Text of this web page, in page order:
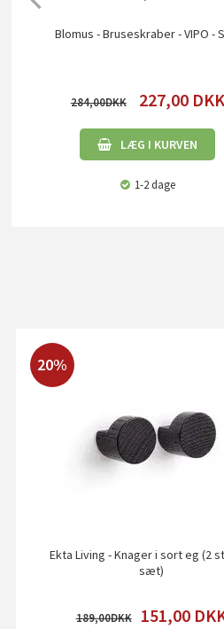
Blomus - Bruseskraber - VIPO -
284,00 227,00 DKK
LÆG I KURVEN
1-2 dage
20%
Ekta Living - Knager i sort eg (2
sæt)
189,00 151,00